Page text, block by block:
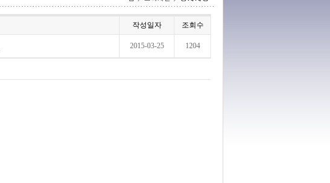
작성일자 조회수
2015-03-25 1204